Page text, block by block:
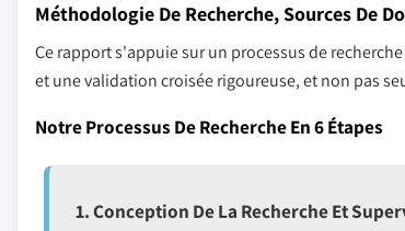
Méthodologie De Recherche, Sources De
Ce rapport s'appuie sur un processus de
et une validation croisée rigoureuse, et non pas
Notre Processus De Recherche En 6 Étapes
1. Conception De La Recherche Et